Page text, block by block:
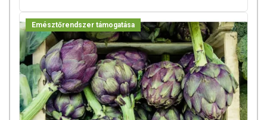
Emésztőrendszer támogatása